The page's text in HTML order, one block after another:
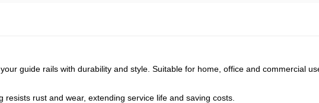
guide rails with durability and style. Suitable for home, office and commercial
rust and wear, extending service life and saving costs.